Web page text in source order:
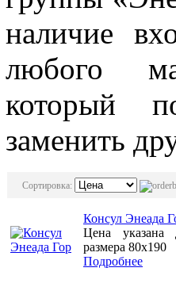
наличие
любого
который
заменить
Сортировка:
Консул Энеада
Цена указана
размера 80х190
Подробнее